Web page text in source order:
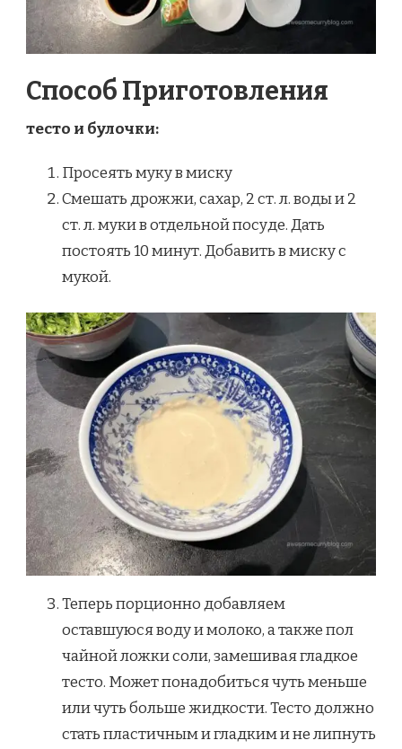
Способ Приготовления
тесто и булочки:
Просеять муку в миску
Смешать дрожжи, сахар, 2 ст. л. воды и 2
ст. л. муки в отдельной посуде. Дать
постоять 10 минут. Добавить в миску с
мукой.
Теперь порционно добавляем
оставшуюся воду и молоко, а также пол
чайной ложки соли, замешивая гладкое
тесто. Может понадобиться чуть меньше
или чуть больше жидкости. Тесто должно
стать пластичным и гладким и не липнуть